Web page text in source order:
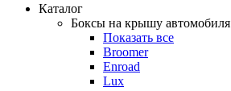
Каталог
Боксы на крышу автомобиля
Показать все
Broomer
Enroad
Lux